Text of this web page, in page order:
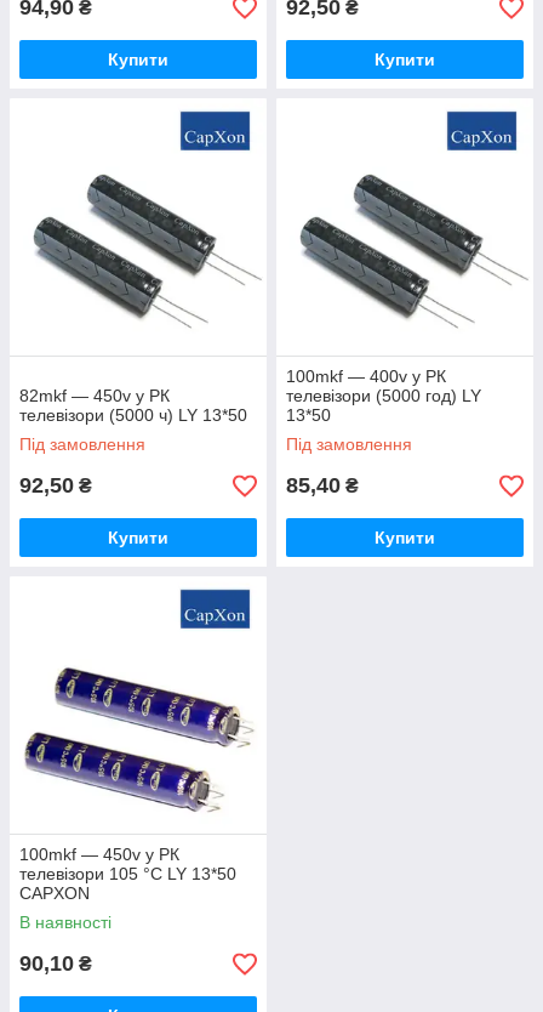
94,90 ₴
Купити
92,50 ₴
Купити
82mkf — 450v у РК
телевізори (5000 ч) LY 13*50
Під замовлення
92,50 ₴
Купити
100mkf — 400v у РК
телевізори (5000 год) LY
13*50
Під замовлення
85,40 ₴
Купити
100mkf — 450v у РК
телевізори 105 °C LY 13*50
CAPXON
В наявності
90,10 ₴